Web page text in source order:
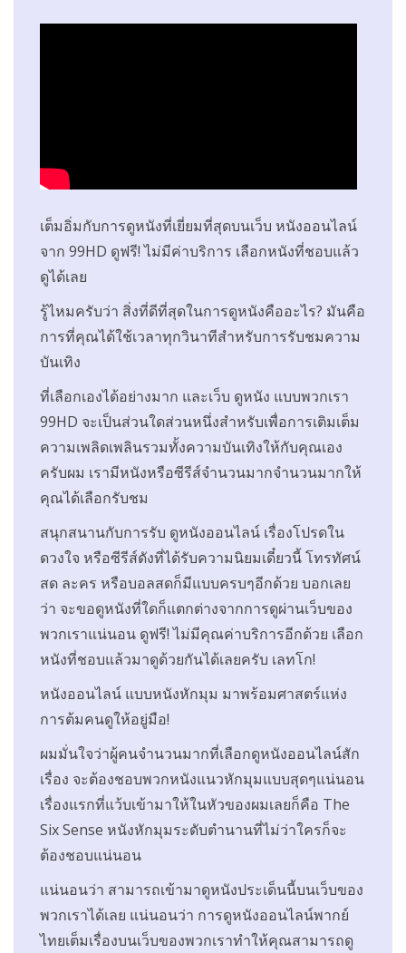
เต็มอิ่มกับการดูหนังที่เยี่ยมที่สุดบนเว็บ หนังออนไลน์
จาก 99HD ดูฟรี! ไม่มีค่าบริการ เลือกหนังที่ชอบแล้ว
ดูได้เลย
รู้ไหมครับว่า สิ่งที่ดีที่สุดในการดูหนังคืออะไร? มันคือ
การที่คุณได้ใช้เวลาทุกวินาทีสำหรับการรับชมความ
บันเทิง
ที่เลือกเองได้อย่างมาก และเว็บ ดูหนัง แบบพวกเรา
99HD จะเป็นส่วนใดส่วนหนึ่งสำหรับเพื่อการเติมเต็ม
ความเพลิดเพลินรวมทั้งความบันเทิงให้กับคุณเอง
ครับผม เรามีหนังหรือซีรีส์จำนวนมากจำนวนมากให้
คุณได้เลือกรับชม
สนุกสนานกับการรับ ดูหนังออนไลน์ เรื่องโปรดใน
ดวงใจ หรือซีรีส์ดังที่ได้รับความนิยมเดี๋ยวนี้ โทรทัศน์
สด ละคร หรือบอลสดก็มีแบบครบๆอีกด้วย บอกเลย
ว่า จะขอดูหนังที่ใดก็แตกต่างจากการดูผ่านเว็บของ
พวกเราแน่นอน ดูฟรี! ไม่มีคุณค่าบริการอีกด้วย เลือก
หนังที่ชอบแล้วมาดูด้วยกันได้เลยครับ เลทโก!
หนังออนไลน์ แบบหนังหักมุม มาพร้อมศาสตร์แห่ง
การต้มคนดูให้อยู่มือ!
ผมมั่นใจว่าผู้คนจำนวนมากที่เลือกดูหนังออนไลน์สัก
เรื่อง จะต้องชอบพวกหนังแนวหักมุมแบบสุดๆแน่นอน
เรื่องแรกที่แว้บเข้ามาให้ในหัวของผมเลยก็คือ The
Six Sense หนังหักมุมระดับตำนานที่ไม่ว่าใครก็จะ
ต้องชอบแน่นอน
แน่นอนว่า สามารถเข้ามาดูหนังประเด็นนี้บนเว็บของ
พวกเราได้เลย แน่นอนว่า การดูหนังออนไลน์พากย์
ไทยเต็มเรื่องบนเว็บของพวกเราทำให้คุณสามารถดู